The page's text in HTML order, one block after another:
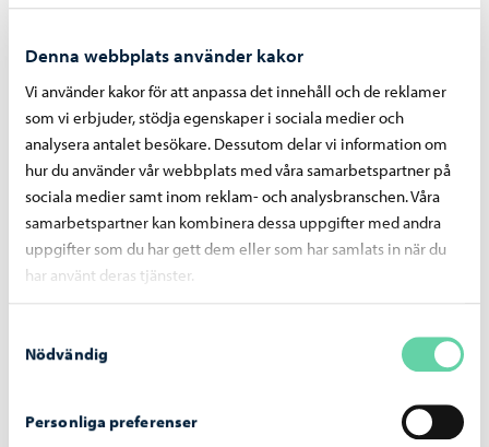
Denna webbplats använder kakor
Vi använder kakor för att anpassa det innehåll och de reklamer
som vi erbjuder, stödja egenskaper i sociala medier och
analysera antalet besökare. Dessutom delar vi information om
hur du använder vår webbplats med våra samarbetspartner på
sociala medier samt inom reklam- och analysbranschen. Våra
samarbetspartner kan kombinera dessa uppgifter med andra
uppgifter som du har gett dem eller som har samlats in när du
har använt deras tjänster.
Nödvändig
Personliga preferenser
Alexandersgatans-bro -03.08.2026
Alexandersgatans bro öppnas för trafik
måndagen den 10 augusti